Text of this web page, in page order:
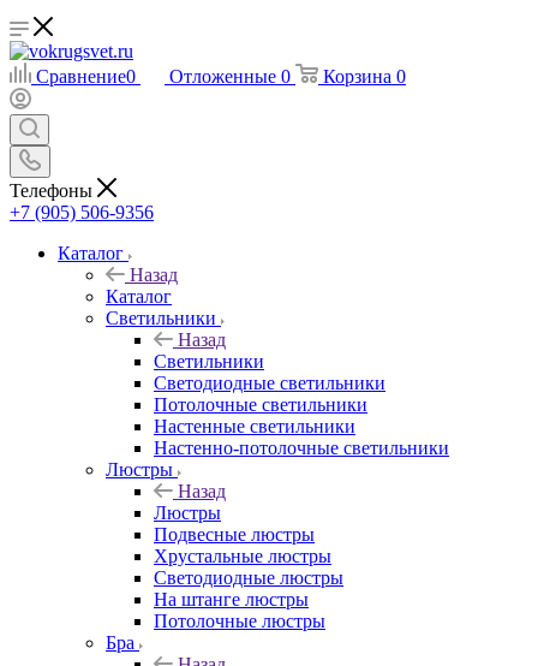
Сравнение0 Отложенные 0 Корзина 0
Телефоны
+7 (905) 506-9356
Каталог
Назад
Каталог
Светильники
Назад
Светильники
Светодиодные светильники
Потолочные светильники
Настенные светильники
Настенно-потолочные светильники
Люстры
Назад
Люстры
Подвесные люстры
Хрустальные люстры
Светодиодные люстры
На штанге люстры
Потолочные люстры
Бра